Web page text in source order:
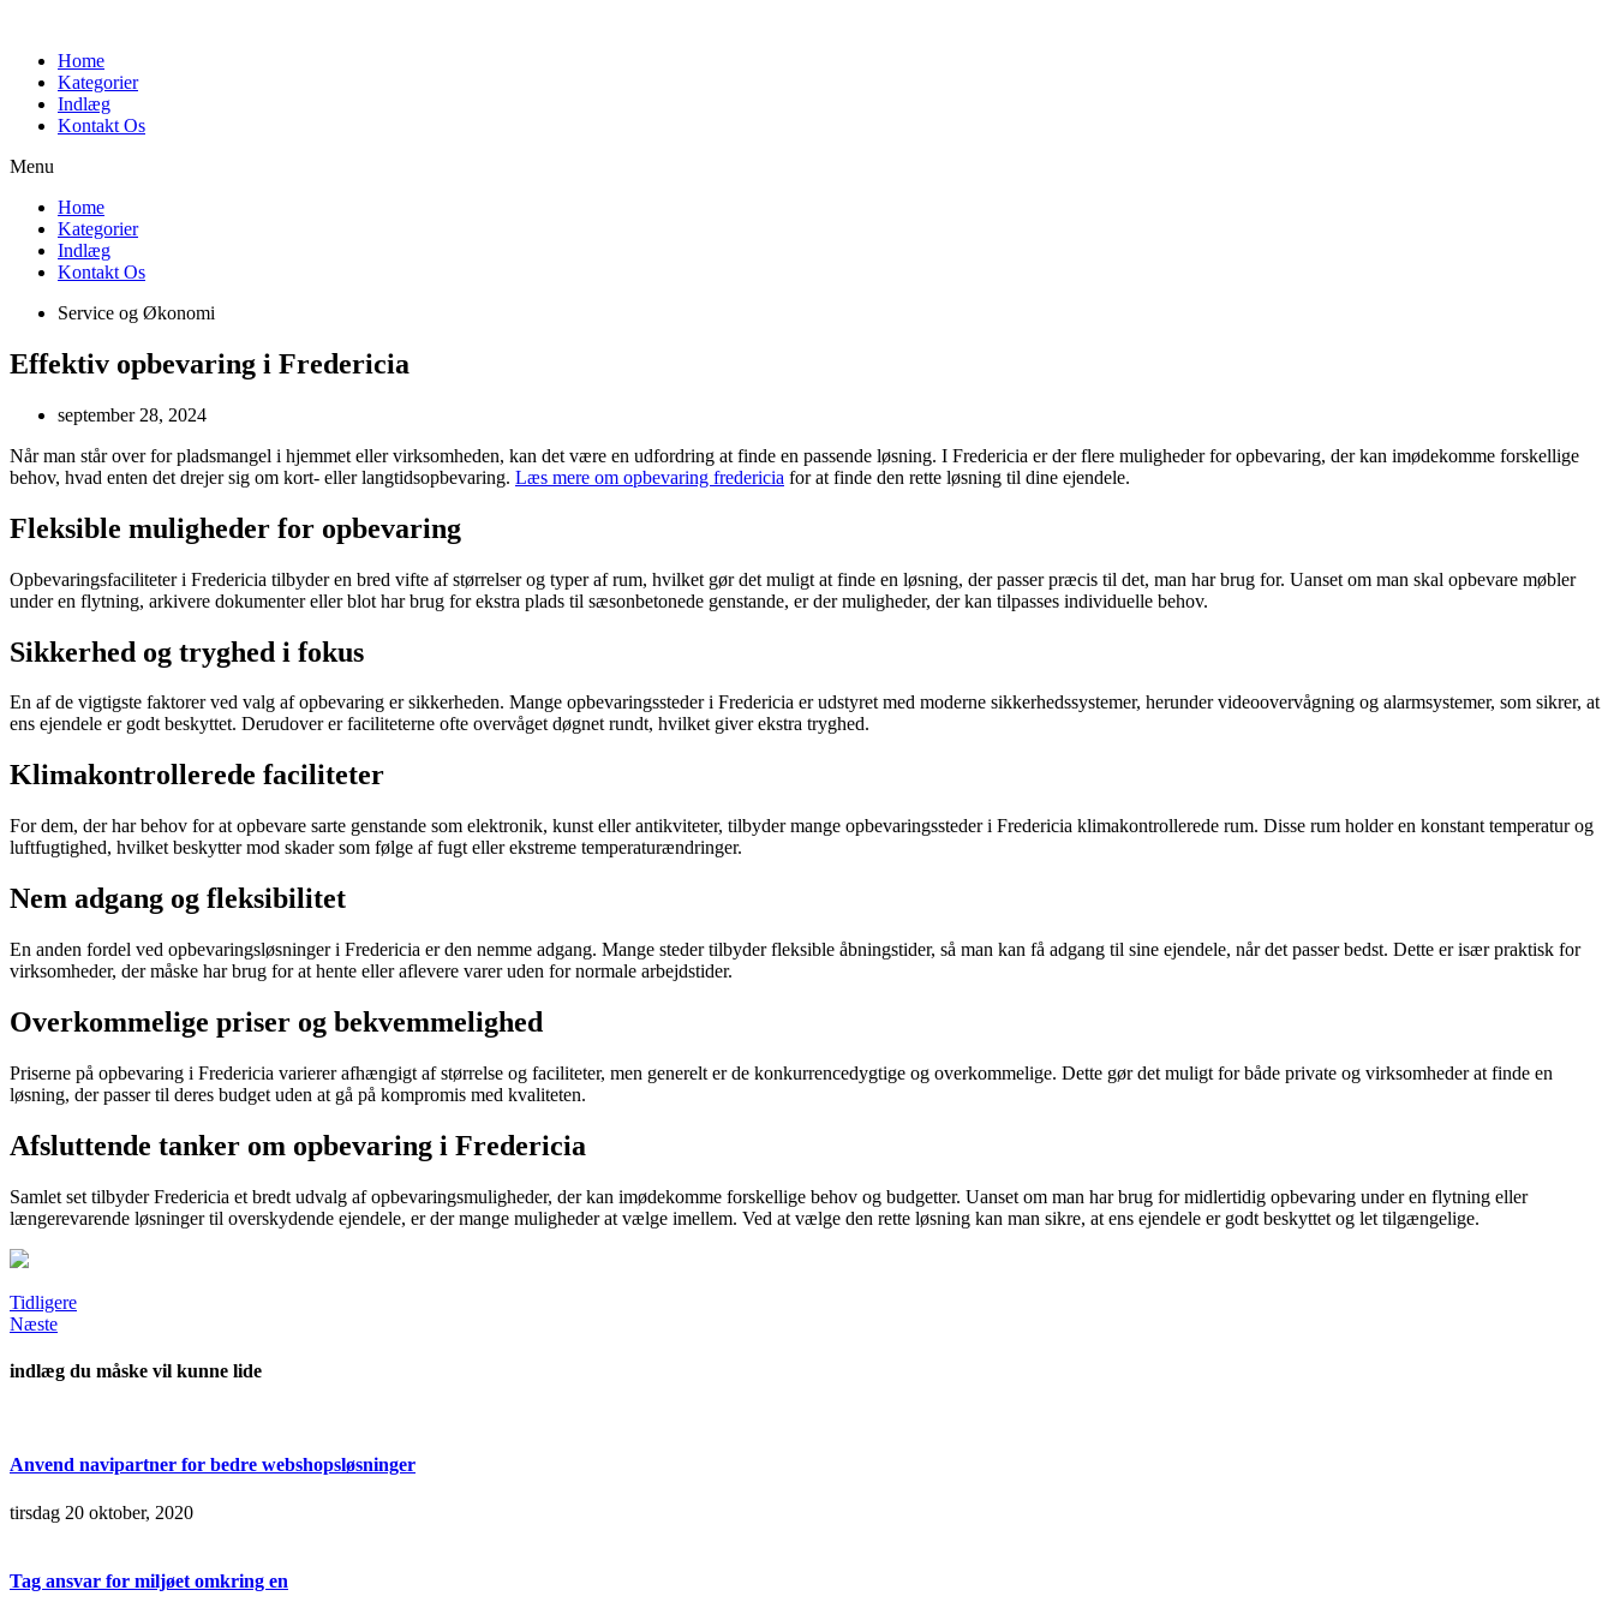
indholdHome
Kategorier
Indlæg
Kontakt Os
Menu
Home
Kategorier
Indlæg
Kontakt Os
Service og Økonomi
Effektiv opbevaring i Fredericia
september 28, 2024
Når man står over for pladsmangel i hjemmet eller virksomheden, kan det være en udfordring at finde en passende løsning. I Fredericia er der flere muligheder for opbevaring, der kan imødekomme forskellige
behov, hvad enten det drejer sig om kort- eller langtidsopbevaring. Læs mere om opbevaring fredericia for at finde den rette løsning til dine ejendele.
Fleksible muligheder for opbevaring
Opbevaringsfaciliteter i Fredericia tilbyder en bred vifte af størrelser og typer af rum, hvilket gør det muligt at finde en løsning, der passer præcis til det, man har brug for. Uanset om man skal opbevare møbler
under en flytning, arkivere dokumenter eller blot har brug for ekstra plads til sæsonbetonede genstande, er der muligheder, der kan tilpasses individuelle behov.
Sikkerhed og tryghed i fokus
En af de vigtigste faktorer ved valg af opbevaring er sikkerheden. Mange opbevaringssteder i Fredericia er udstyret med moderne sikkerhedssystemer, herunder videoovervågning og alarmsystemer, som sikrer, at
ens ejendele er godt beskyttet. Derudover er faciliteterne ofte overvåget døgnet rundt, hvilket giver ekstra tryghed.
Klimakontrollerede faciliteter
For dem, der har behov for at opbevare sarte genstande som elektronik, kunst eller antikviteter, tilbyder mange opbevaringssteder i Fredericia klimakontrollerede rum. Disse rum holder en konstant temperatur og
luftfugtighed, hvilket beskytter mod skader som følge af fugt eller ekstreme temperaturændringer.
Nem adgang og fleksibilitet
En anden fordel ved opbevaringsløsninger i Fredericia er den nemme adgang. Mange steder tilbyder fleksible åbningstider, så man kan få adgang til sine ejendele, når det passer bedst. Dette er især praktisk for
virksomheder, der måske har brug for at hente eller aflevere varer uden for normale arbejdstider.
Overkommelige priser og bekvemmelighed
Priserne på opbevaring i Fredericia varierer afhængigt af størrelse og faciliteter, men generelt er de konkurrencedygtige og overkommelige. Dette gør det muligt for både private og virksomheder at finde en
løsning, der passer til deres budget uden at gå på kompromis med kvaliteten.
Afsluttende tanker om opbevaring i Fredericia
Samlet set tilbyder Fredericia et bredt udvalg af opbevaringsmuligheder, der kan imødekomme forskellige behov og budgetter. Uanset om man har brug for midlertidig opbevaring under en flytning eller
længerevarende løsninger til overskydende ejendele, er der mange muligheder at vælge imellem. Ved at vælge den rette løsning kan man sikre, at ens ejendele er godt beskyttet og let tilgængelige.
Tidligere
Næste
indlæg du måske vil kunne lide
Anvend navipartner for bedre webshopsløsninger
tirsdag 20 oktober, 2020
Tag ansvar for miljøet omkring en